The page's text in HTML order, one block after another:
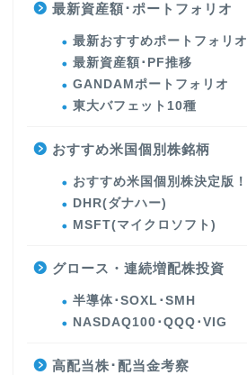
最新資産額･ポートフォリオ
最新おすすめポートフォリオ
最新資産額･PF推移
GANDAMポートフォリオ
東大バフェット10種
おすすめ米国個別株銘柄
おすすめ米国個別株決定版！
DHR(ダナハー)
MSFT(マイクロソフト)
グロース・連続増配株投資
半導体･SOXL･SMH
NASDAQ100･QQQ･VIG
高配当株･配当金考察